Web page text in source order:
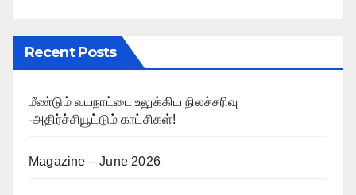
Recent Posts
மீண்டும் வயநாட்டை உலுக்கிய நிலச்சரிவு
-அதிர்ச்சியூட்டும் காட்சிகள்!
Magazine – June 2026